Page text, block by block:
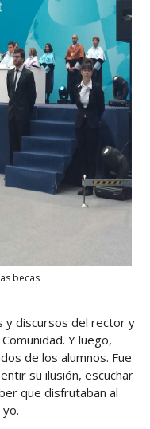
becas
y discursos del rector y
Y luego,
de los alumnos. Fue
su ilusión, escuchar
que disfrutaban al